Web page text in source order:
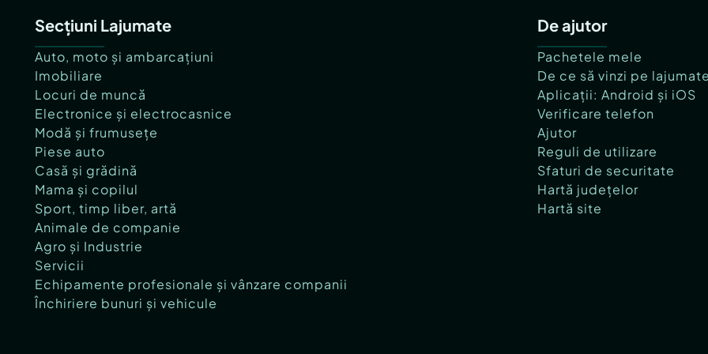
Secțiuni Lajumate
Auto, moto și ambarcațiuni
Imobiliare
Locuri de muncă
Electronice și electrocasnice
Modă și frumusețe
Piese auto
Casă și grădină
Mama și copilul
Sport, timp liber, artă
Animale de companie
Agro și Industrie
Servicii
Echipamente profesionale și vânzare companii
Închiriere bunuri și vehicule
De ajutor
Pachetele mele
De ce să vinzi pe
Aplicații: Android și iOS
Verificare telefon
Ajutor
Reguli de utilizare
Sfaturi de securitate
Hartă județelor
Hartă site